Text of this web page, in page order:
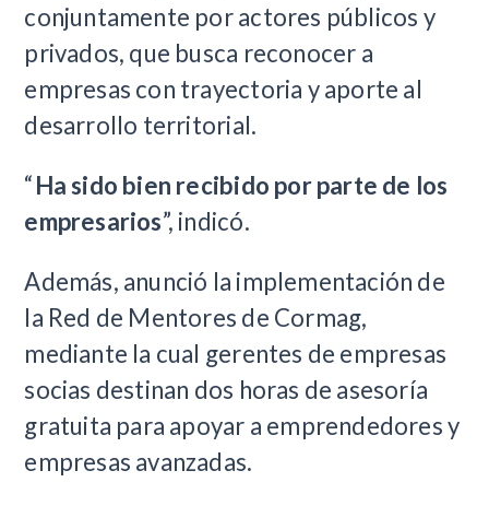
conjuntamente por actores públicos y
privados, que busca reconocer a
empresas con trayectoria y aporte al
desarrollo territorial.
“Ha sido bien recibido por parte de los
empresarios”, indicó.
Además, anunció la implementación de
la Red de Mentores de Cormag,
mediante la cual gerentes de empresas
socias destinan dos horas de asesoría
gratuita para apoyar a emprendedores y
empresas avanzadas.